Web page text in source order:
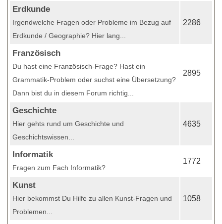
Erdkunde
Irgendwelche Fragen oder Probleme im Bezug auf
Erdkunde / Geographie? Hier lang...
2286
Französisch
Du hast eine Französisch-Frage? Hast ein
Grammatik-Problem oder suchst eine Übersetzung?
Dann bist du in diesem Forum richtig...
2895
Geschichte
Hier gehts rund um Geschichte und
Geschichtswissen...
4635
Informatik
Fragen zum Fach Informatik?
1772
Kunst
Hier bekommst Du Hilfe zu allen Kunst-Fragen und
Problemen...
1058